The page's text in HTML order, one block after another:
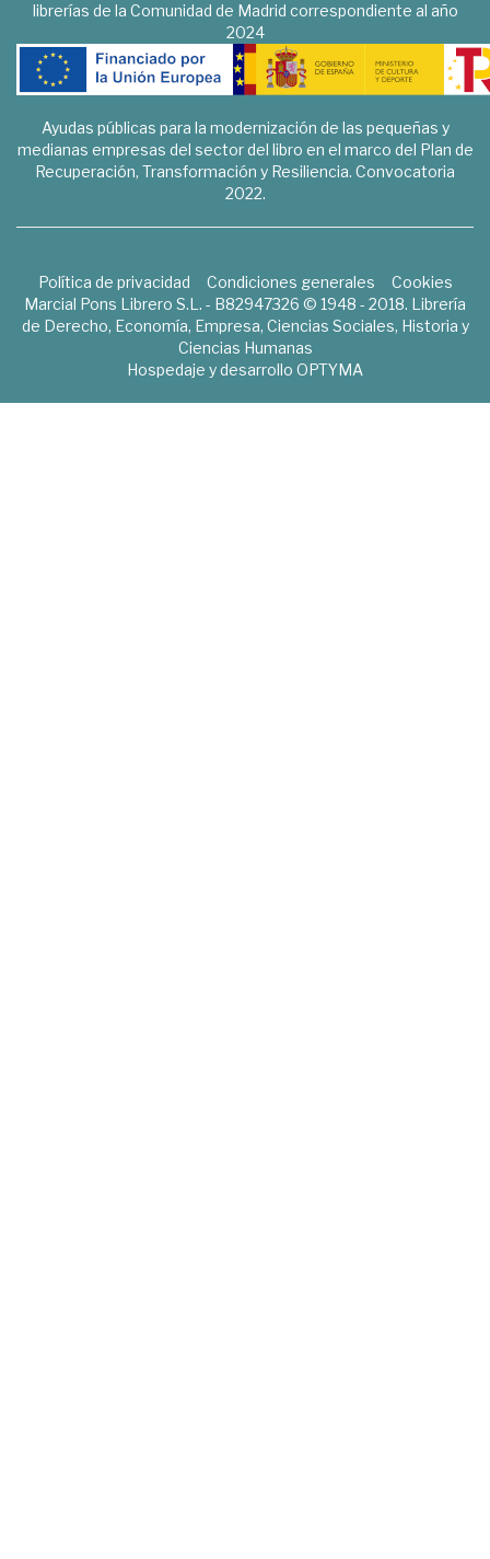
librerías de la Comunidad de Madrid correspondiente al año
2024
Ayudas públicas para la modernización de las pequeñas y
medianas empresas del sector del libro en el marco del Plan de
Recuperación, Transformación y Resiliencia. Convocatoria
2022.
Política de privacidad Condiciones generales
Cookies
Marcial Pons Librero S.L. - B82947326 © 1948 - 2018. Librería
de Derecho, Economía, Empresa, Ciencias Sociales, Historia y
Ciencias Humanas
Hospedaje y desarrollo OPTYMA